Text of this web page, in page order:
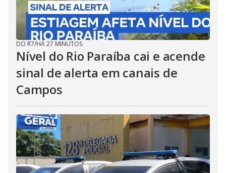
DO R7/HÁ 27 MINUTOS
Nível do Rio Paraíba cai e acende
sinal de alerta em canais de
Campos